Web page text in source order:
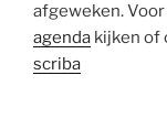
afgeweken.
agenda kijken of
scriba